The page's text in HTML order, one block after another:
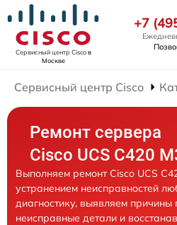
Сервисный центр Ciscoв
Москве
+7
Сервисный центр Cisco
Ремонт сервера
Cisco UCS C420
Выполняем ремонт Cisco UCS
устранением неисправностей
диагностику, выявляем причины
неисправные детали и